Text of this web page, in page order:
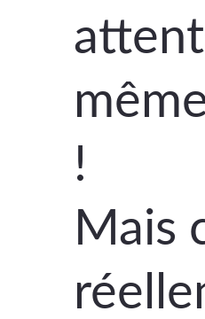
!
Mais